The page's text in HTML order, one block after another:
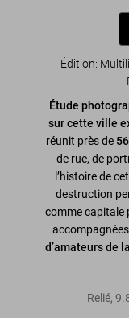
Édition:
Étude
sur cette ville
réunit près de
de rue, de
l’histoire de
destruction
comme capitale
d’amateurs de
Relié,